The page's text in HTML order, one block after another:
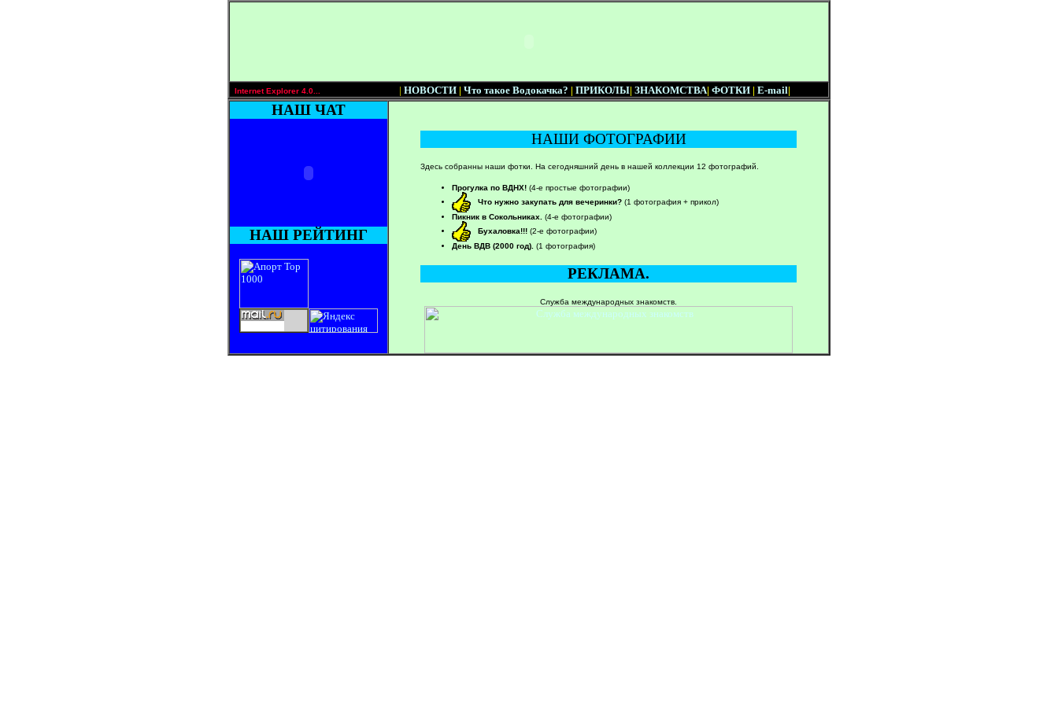
Internet Explorer 4.0... | НОВОСТИ | Что такое Водокачка? | ПРИКОЛЫ| ЗНАКОМСТВА| ФОТКИ | E-mail|
НАШ ЧАТ
НАШ РЕЙТИНГ
НАШИ ФОТОГРАФИИ
Здесь собранны наши фотки. На сегодняшний день в нашей коллекции 12 фотографий.
Прогулка по ВДНХ! (4-е простые фотографии)
Что нужно закупать для вечеринки? (1 фотография + прикол)
Пикник в Сокольниках. (4-е фотографии)
Бухаловка!!! (2-е фотографии)
День ВДВ (2000 год). (1 фотография)
РЕКЛАМА.
Служба международных знакомств.